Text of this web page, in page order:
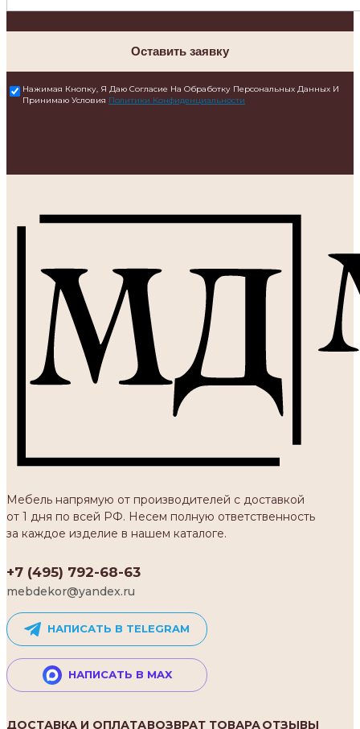
Оставить заявку
Нажимая Кнопку, Я Даю Согласие На Обработку Персональных Данных И
Принимаю Условия Политики Конфиденциальности
Мебель напрямую от производителей с доставкой
от 1 дня по всей РФ. Несем полную ответственность
за каждое изделие в нашем каталоге.
+7 (495) 792-68-63
mebdekor@yandex.ru
НАПИСАТЬ В TELEGRAM
НАПИСАТЬ В MAX
ДОСТАВКА И ОПЛАТАВОЗВРАТ ТОВАРАОТЗЫВЫ